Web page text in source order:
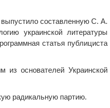
выпустило составленную С. А.
украинской литературы
статья публициста
из основателей Украинской
радикальную партию.